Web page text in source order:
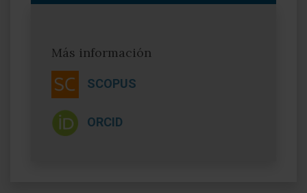
Más información
SCOPUS
ORCID